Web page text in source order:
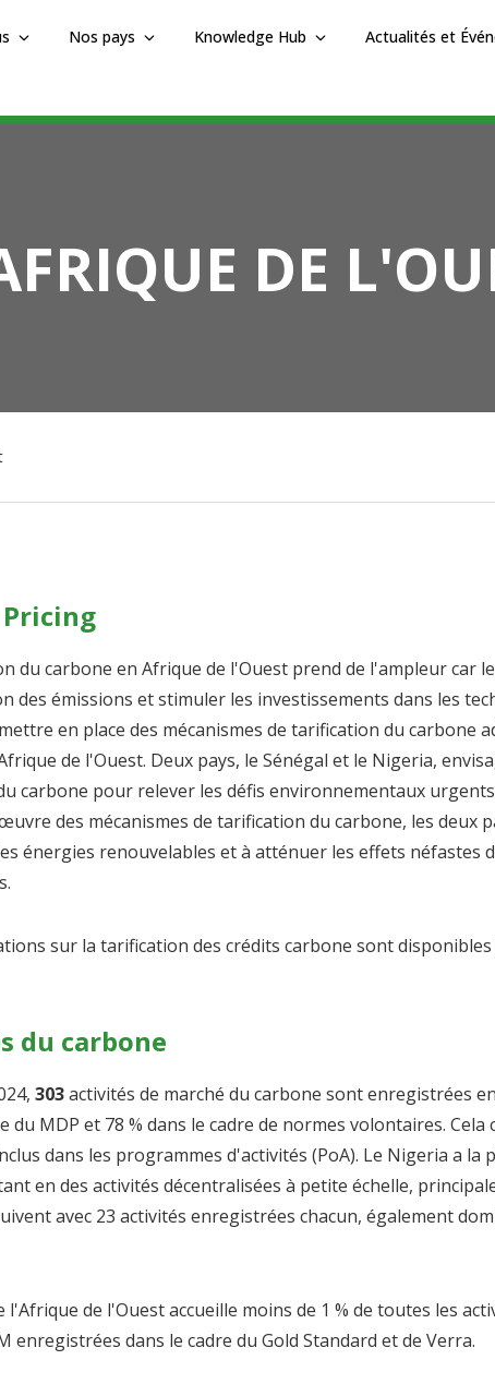
Nos pays Knowledge Hub Actualités et
DE
du carbone en Afrique de l'Ouest prend de l'ampleur
des émissions et stimuler les investissements dans les
en place des mécanismes de tarification du carbone
de l'Ouest. Deux pays, le Sénégal et le Nigeria,
carbone pour relever les défis environnementaux
des mécanismes de tarification du carbone, les
énergies renouvelables et à atténuer les effets
sur la tarification des crédits carbone sont disponibles
du carbone
303activités de marché du carbone sont enregistrées
du MDP et 78 % dans le cadre de normes volontaires.
dans les programmes d'activités (PoA). Le Nigeria a la
en des activités décentralisées à petite échelle,
avec 23 activités enregistrées chacun, également
l'Afrique de l'Ouest accueille moins de 1 % de toutes les
enregistrées dans le cadre du Gold Standard et de Verra.